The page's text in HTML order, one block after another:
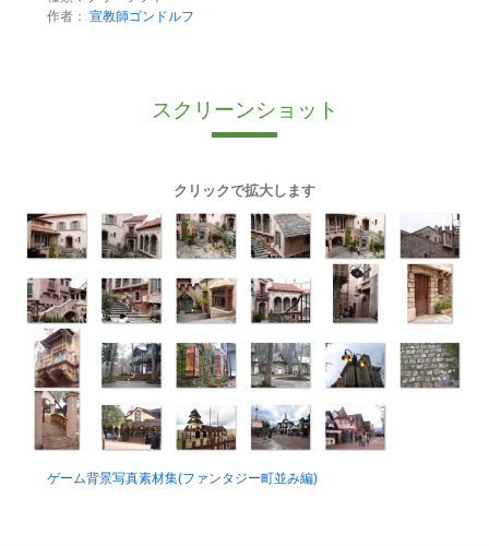
作者： 宣教師ゴンドルフ
スクリーンショット
クリックで拡大します
ゲーム背景写真素材集(ファンタジー町並み編)